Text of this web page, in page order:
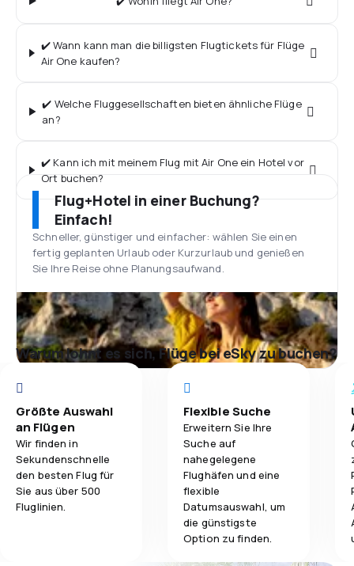
✔️ Wann kann man die billigsten Flugtickets für Flüge
Air One kaufen?
✔️ Welche Fluggesellschaften bieten ähnliche Flüge
an?
✔️ Kann ich mit meinem Flug mit Air One ein Hotel vor
Ort buchen?
Flug+Hotel in einer Buchung?
Einfach!
Schneller, günstiger und einfacher: wählen Sie einen
fertig geplanten Urlaub oder Kurzurlaub und genießen
Sie Ihre Reise ohne Planungsaufwand.
Warum lohnt es sich, Flüge bei eSky zu buchen?
Größte Auswahl
an Flügen
Wir finden in
Sekundenschnelle
den besten Flug für
Sie aus über 500
Fluglinien.
Flexible Suche
Erweitern Sie Ihre
Suche auf
nahegelegene
Flughäfen und eine
flexible
Datumsauswahl, um
die günstigste
Option zu finden.